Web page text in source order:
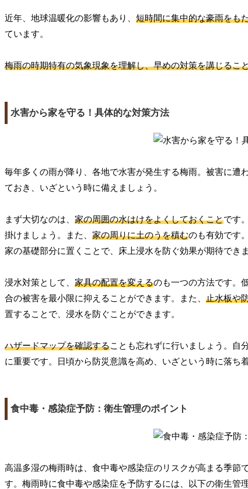
近年、地球温暖化の影響もあり、 短時間に集中的な豪雨をも
ています。
梅雨の時期特有の気象現象を理解し、早めの対策を講じるこ
水害から家を守る！具体的な対策方法
毎年多くの雨が降り、各地で水害が発生する梅雨。被害に遭
ておき、いざという時に備えましょう。
まず大切なのは、 家の周囲の水はけをよくしておくことです
掛けましょう。また、 家の周りに土のうを積むのも有効です
家の基礎部分に置くことで、床上浸水を防ぐ効果が期待できま
浸水対策として、 家具の配置を変えるのも一つの方法です。
合の被害を最小限に抑えることができます。また、 止水板や
置することで、浸水を防ぐことができます。
ハザードマップを確認することも忘れずに行いましょう。自
に重要です。日頃から防災意識を高め、いざという時に落ち
食中毒・感染症予防：衛生管理のポイント
高温多湿の梅雨時は、食中毒や感染症のリスクが高まる季節
す。梅雨時に食中毒や感染症を予防するには、以下の衛生管